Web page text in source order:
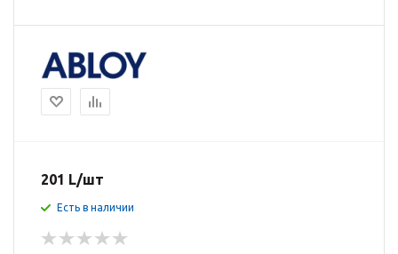
201 L/шт
Есть в наличии